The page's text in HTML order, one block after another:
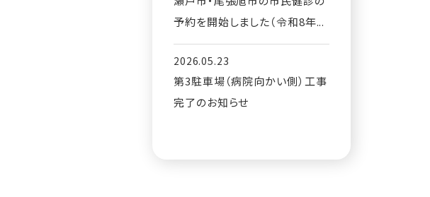
予約を開始しました（令和8年...
2026.05.23
第3駐車場（病院向かい側）工事
完了のお知らせ